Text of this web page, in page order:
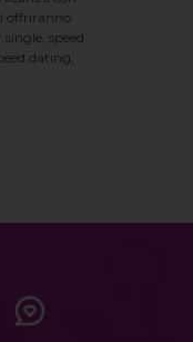
offriranno
speed
dating,